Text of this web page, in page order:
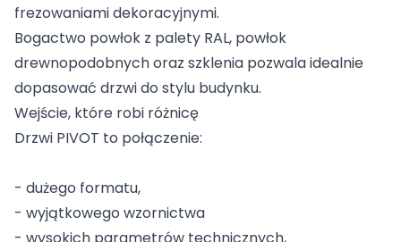
frezowaniami dekoracyjnymi.
Bogactwo powłok z palety RAL, powłok
drewnopodobnych oraz szklenia pozwala idealnie
dopasować drzwi do stylu budynku.
Wejście, które robi różnicę
Drzwi PIVOT to połączenie:
- dużego formatu,
- wyjątkowego wzornictwa